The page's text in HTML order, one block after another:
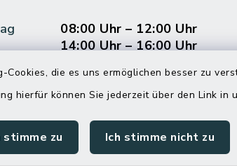
die es uns ermöglichen besser zu
hierfür können Sie jederzeit über den Link in
stimme zu Ich stimme nicht zu
08:00 Uhr – 12:00 Uhr
14:00 Uhr – 16:00 Uhr
08:00 Uhr – 12:00 Uhr